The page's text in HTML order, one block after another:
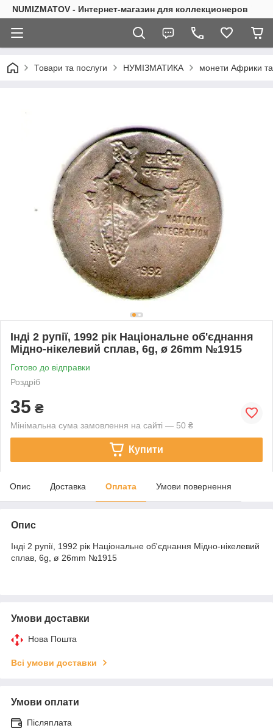
NUMIZMATOV - Интернет-магазин для коллекционеров
Товари та послуги НУМІЗМАТИКА монети Африки та
Інді 2 рупії, 1992 рік Національне об'єднання
Мідно-нікелевий сплав, 6g, ø 26mm №1915
Готово до відправки
Роздріб
35 ₴
Мінімальна сума замовлення на сайті — 50 ₴
Купити
Опис Доставка Оплата Умови повернення
Опис
Інді 2 рупії, 1992 рік Національне об'єднання Мідно-нікелевий
сплав, 6g, ø 26mm №1915
Умови доставки
Нова Пошта
Всі умови доставки
Умови оплати
Післяплата